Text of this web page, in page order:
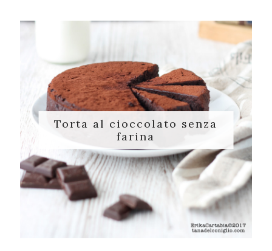
Torta al cioccolato senza
farina